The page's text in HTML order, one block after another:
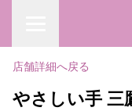
店舗詳細へ戻る
やさしい手 三